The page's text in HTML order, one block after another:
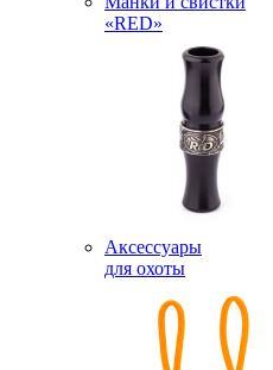
«RED»
Аксессуары
для охоты